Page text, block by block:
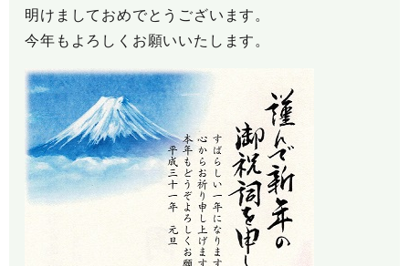
明けましておめでとうございます。
今年もよろしくお願いいたします。